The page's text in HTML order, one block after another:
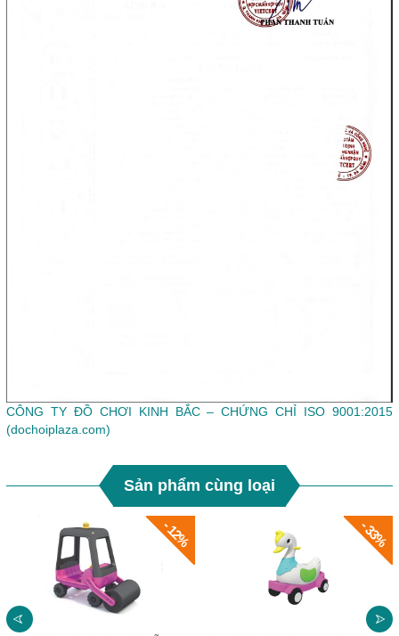
CÔNG TY ĐỒ CHƠI KINH BẮC – CHỨNG CHỈ ISO 9001:2015
(dochoiplaza.com)
Sản phẩm cùng loại
- 12% - 33%